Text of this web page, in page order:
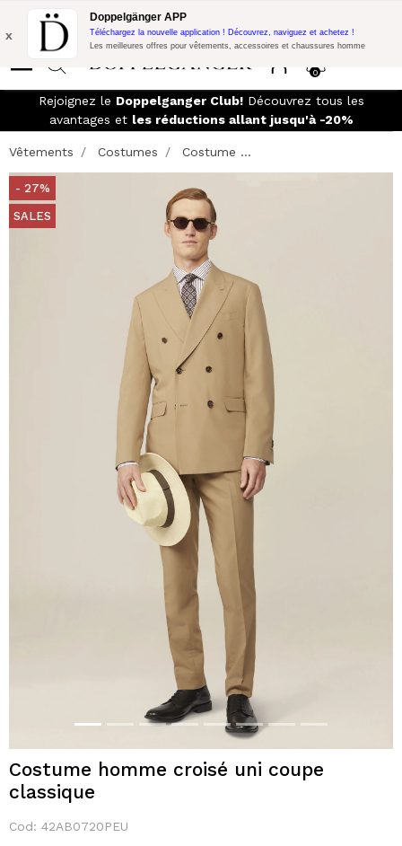
Promo Flash: 10% de réduction supplémentaire sur 300€ d'achat
avec le code:
0
x
Doppelgänger APP
Téléchargez la nouvelle application ! Découvrez, naviguez et achetez !
Les meilleures offres pour vêtements, accessoires et chaussures homme
Rejoignez le Doppelganger Club!Découvrez tous les
avantages et les réductions allant jusqu'à -20%
Vêtements Costumes Costume ...
- 27%
SALES
Costume homme croisé uni coupe
classique
Cod: 42AB0720PEU